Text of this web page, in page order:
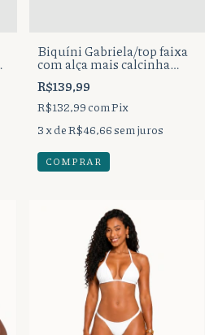
Biquíni Gabriela/top faixa
com alça mais calcinha
tirinha bumbum
tradicional.
R$139,99
R$132,99 comPix
3x deR$46,66sem juros
COMPRAR